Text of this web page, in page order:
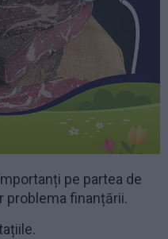
pe partea de
problema finanțării.